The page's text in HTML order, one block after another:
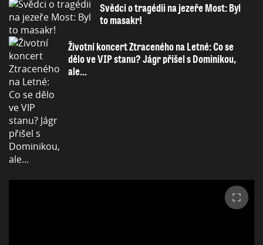
Svědci o tragédii na jezeře Most: Byl
to masakr!
Životní koncert Ztraceného na Letné: Co se
dělo ve VIP stanu? Jágr přišel s Dominikou,
ale...